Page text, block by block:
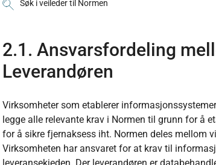
Søk i veileder til Normen
2.1. Ansvarsfordeling
Leverandøren
Virksomheter som etablerer
legge alle relevante krav i Normen til grunn for å
for å sikre fjernaksess iht. Normen deles mellom
Virksomheten har ansvaret for at krav til